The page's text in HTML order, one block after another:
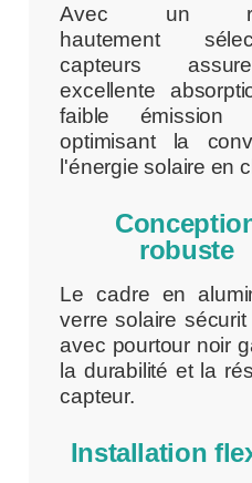
Avec un
hautement
capteurs
excellente
faible émission
optimisant la
l'énergie solaire en
robuste
Le cadre en
verre solaire
avec pourtour noir
la durabilité et la
capteur.
Installation